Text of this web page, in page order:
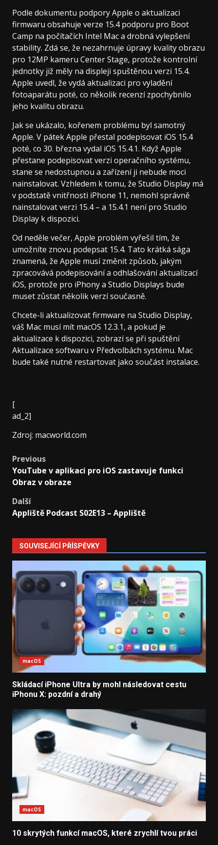
Podle dokumentu podpory Apple o aktualizaci
firmwaru obsahuje verze 15.4 podporu pro Boot
Camp na počítačích Intel Mac a drobná vylepšení
stability. Zdá se, že nezahrnuje úpravy kvality obrazu
pro 12MP kameru Center Stage, protože kontrolní
jednotky již měly na displeji spuštěnou verzi 15.4.
Apple uvedl, že vydá aktualizaci pro vyladění
fotoaparátu poté, co několik recenzí zpochybnilo
jeho kvalitu obrazu.
Jak se ukázalo, kořenem problému byl samotný
Apple. V pátek Apple přestal podepisovat iOS 15.4
poté, co 30. března vydal iOS 15.4.1. Když Apple
přestane podepisovat verzi operačního systému,
stane se nedostupnou a zařízení ji nebude moci
nainstalovat. Vzhledem k tomu, že Studio Display má
v podstatě vnitřnosti iPhone 11, nemohl správně
nainstalovat verzi 15.4 – a 15.4.1 není pro Studio
Display k dispozici.
Od neděle večer, Apple problém vyřešil tím, že
umožníte znovu podepsat 15.4. Tato krátká sága
znamená, že Apple musí změnit způsob, jakým
zpracovává podepisování a odhlašování aktualizací
iOS, protože pro iPhony a Studio Displays bude
muset zůstat několik verzí současně.
Chcete-li aktualizovat firmware na Studio Display,
váš Mac musí mít macOS 12.3.1, a pokud je
aktualizace k dispozici, zobrazí se při spuštění
Aktualizace softwaru v Předvolbách systému. Mac
bude také nutné restartovat jako součást instalace.
[
ad_2]
Zdroj: macworld.com
Post
navigation
Previous
YouTube v aplikaci pro iOS zastavuje funkci
Obraz v obraze
Další
Appliště Podcast S02E13 – Appliště
SOUVISEJÍCÍ PŘÍSPĚVKY
macOS
Skládací iPhone Ultra by mohl následovat cestu
iPhonu X: pozdní a drahý
macOS
10 skrytých funkcí macOS, které zrychlí tvou práci